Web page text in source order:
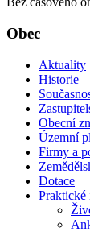
Obec
Aktuality
Historie
Obecní
Územní
Firmy a
Dotace
Praktické